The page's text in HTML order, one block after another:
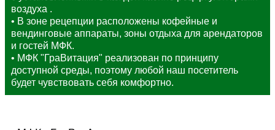
воздуха .
• В зоне рецепции расположены кофейные и
вендинговые аппараты, зоны отдыха для арендаторов
и гостей МФК.
• МФК "ГраВитация" реализован по принципу
доступной среды, поэтому любой наш посетитель
будет чувствовать себя комфортно.